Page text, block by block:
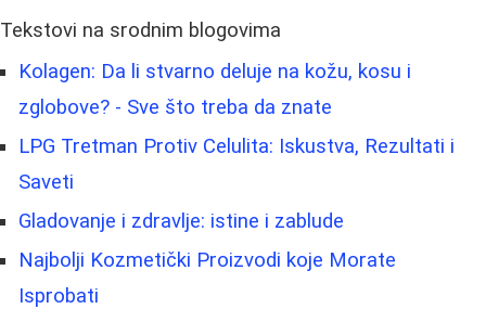
Tekstovi na srodnim blogovima
Kolagen: Da li stvarno deluje na kožu, kosu i
zglobove? - Sve što treba da znate
LPG Tretman Protiv Celulita: Iskustva, Rezultati i
Saveti
Gladovanje i zdravlje: istine i zablude
Najbolji Kozmetički Proizvodi koje Morate
Isprobati